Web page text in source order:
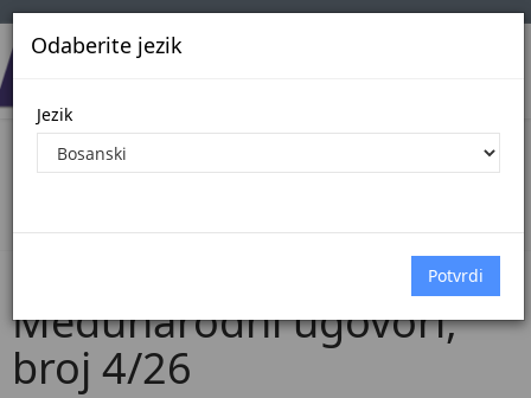
Odaberite jezik
Jezik
Pregled Dokumenata| Broj 4/26
Međunarodni ugovori,
broj 4/26